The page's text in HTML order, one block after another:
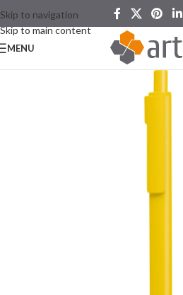
Skip to navigation
Skip to main content
MENU